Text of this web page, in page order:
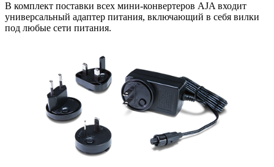
В комплект поставки всех мини-конвертеров AJA входит
универсальный адаптер питания, включающий в себя вилки
под любые сети питания.